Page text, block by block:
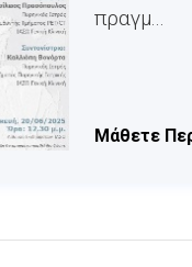
πραγμ...
Μάθετε